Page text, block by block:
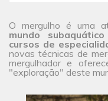
O mergulho é uma
mundo subaquático
cursos de
novas técnicas de
mergulhador e
"exploração" deste